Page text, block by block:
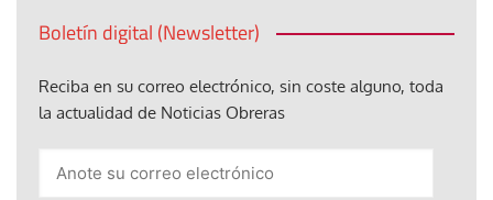
Boletín digital (Newsletter)
Reciba en su correo electrónico, sin coste alguno, toda
la actualidad de Noticias Obreras